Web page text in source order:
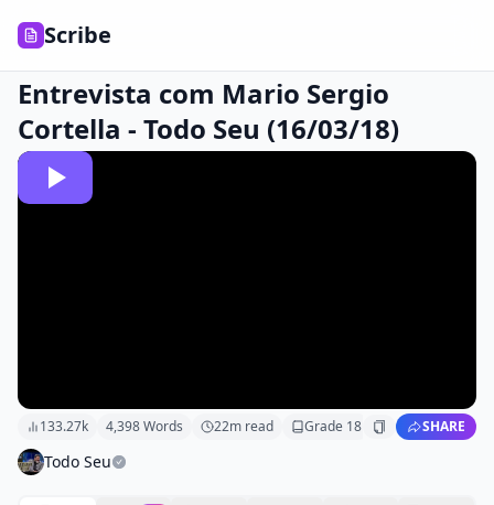
Scribe
Entrevista com Mario Sergio
Cortella - Todo Seu (16/03/18)
133.27k 4,398Words 22m read Grade 18 SHARE
Todo Seu